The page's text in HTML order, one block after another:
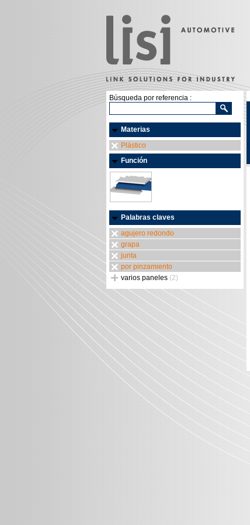
Búsqueda por referencia :
Materias
Plástico
Función
Palabras claves
agujero redondo
grapa
junta
por pinzamiento
varios paneles (2)